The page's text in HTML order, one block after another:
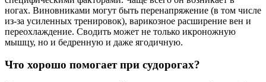
ногах. Виновниками могут быть перенапряжение (в том числе
из-за усиленных тренировок), варикозное расширение вен и
переохлаждение. Сводить может не только икроножную
мышцу, но и бедренную и даже ягодичную.
Что хорошо помогает при судорогах?